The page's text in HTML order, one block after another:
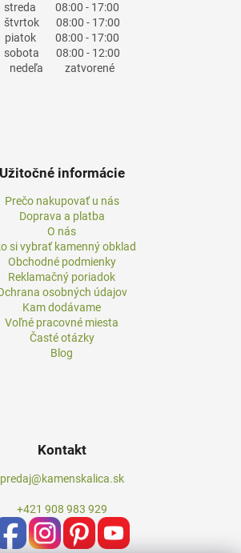
streda 08:00 - 17:00
štvrtok08:00 - 17:00
piatok08:00 - 17:00
sobota 08:00 - 12:00
nedeľa zatvorené
Užitočné informácie
Prečo nakupovať u nás
Doprava a platba
O nás
si vybrať kamenný obklad
Obchodné podmienky
Reklamačný poriadok
osobných údajov
Kam dodávame
Voľné pracovné miesta
Časté otázky
Blog
Kontakt
predaj@kamenskalica.sk
+421 908 983 929